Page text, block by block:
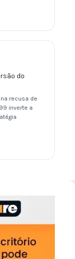
do
recusa de
inverte a